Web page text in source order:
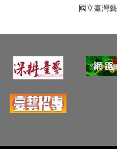
國立臺灣